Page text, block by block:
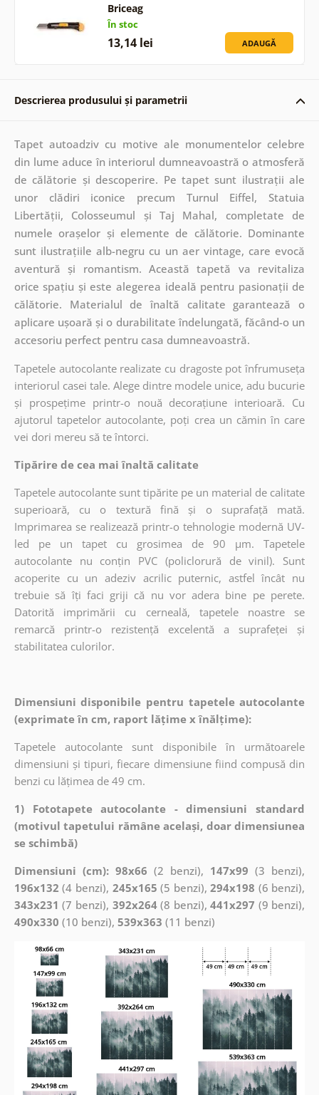
Briceag
În stoc
13,14 lei ADAUGĂ
Descrierea produsului și parametrii
Tapet autoadziv cu motive ale monumentelor celebre
din lume aduce în interiorul dumneavoastră o atmosferă
de călătorie și descoperire. Pe tapet sunt ilustrații ale
unor clădiri iconice precum Turnul Eiffel, Statuia
Libertății, Colosseumul și Taj Mahal, completate de
numele orașelor și elemente de călătorie. Dominante
sunt ilustrațiile alb-negru cu un aer vintage, care evocă
aventură și romantism. Această tapetă va revitaliza
orice spațiu și este alegerea ideală pentru pasionații de
călătorie. Materialul de înaltă calitate garantează o
aplicare ușoară și o durabilitate îndelungată, făcând-o un
accesoriu perfect pentru casa dumneavoastră.
Tapetele autocolante realizate cu dragoste pot înfrumuseța
interiorul casei tale. Alege dintre modele unice, adu bucurie
și prospețime printr-o nouă decorațiune interioară. Cu
ajutorul tapetelor autocolante, poți crea un cămin în care
vei dori mereu să te întorci.
Tipărire de cea mai înaltă calitate
Tapetele autocolante sunt tipărite pe un material de calitate
superioară, cu o textură fină și o suprafață mată.
Imprimarea se realizează printr-o tehnologie modernă UV-
led pe un tapet cu grosimea de 90 µm. Tapetele
autocolante nu conțin PVC (policlorură de vinil). Sunt
acoperite cu un adeziv acrilic puternic, astfel încât nu
trebuie să îți faci griji că nu vor adera bine pe perete.
Datorită imprimării cu cerneală, tapetele noastre se
remarcă printr-o rezistență excelentă a suprafeței și
stabilitatea culorilor.
Dimensiuni disponibile pentru tapetele autocolante
(exprimate în cm, raport lățime x înălțime):
Tapetele autocolante sunt disponibile în următoarele
dimensiuni și tipuri, fiecare dimensiune fiind compusă din
benzi cu lățimea de 49 cm.
1) Fototapete autocolante - dimensiuni standard
(motivul tapetului rămâne același, doar dimensiunea
se schimbă)
Dimensiuni (cm): 98x66 (2 benzi), 147x99 (3 benzi),
196x132 (4 benzi), 245x165 (5 benzi),294x198 (6 benzi),
343x231 (7 benzi), 392x264(8 benzi),441x297 (9 benzi),
490x330 (10 benzi), 539x363 (11 benzi)